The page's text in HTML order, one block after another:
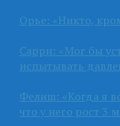
Орье: «Никто,
Сарри: «Мог бы
испытывать
Фелиш: «Когда я
что у него рост 3